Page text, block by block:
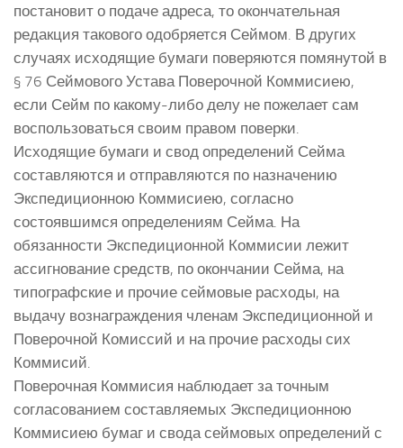
постановит о подаче адреса, то окончательная
редакция такового одобряется Сеймом. В других
случаях исходящие бумаги поверяются помянутой в
§ 76 Сеймового Устава Поверочной Коммисиею,
если Сейм по какому-либо делу не пожелает сам
воспользоваться своим правом поверки.
Исходящие бумаги и свод определений Сейма
составляются и отправляются по назначению
Экспедиционною Коммисиею, согласно
состоявшимся определениям Сейма. На
обязанности Экспедиционной Коммисии лежит
ассигнование средств, по окончании Сейма, на
типографские и прочие сеймовые расходы, на
выдачу вознаграждения членам Экспедиционной и
Поверочной Комиссий и на прочие расходы сих
Коммисий.
Поверочная Коммисия наблюдает за точным
согласованием составляемых Экспедиционною
Коммисиею бумаг и свода сеймовых определений с